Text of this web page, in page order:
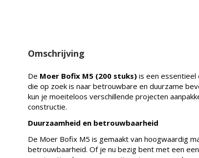
Omschrijving
De Moer Bofix M5 (200 stuks) is een
die op zoek is naar betrouwbare en duurzame
kun je moeiteloos verschillende projecten
constructie.
Duurzaamheid en betrouwbaarheid
De Moer Bofix M5 is gemaakt van hoogwaardig
betrouwbaarheid. Of je nu bezig bent met een